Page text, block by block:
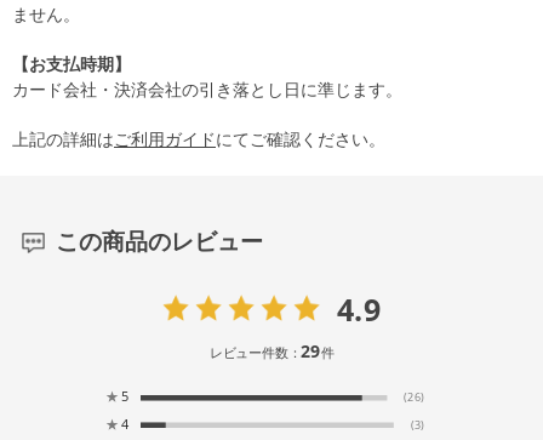
ません。
【お支払時期】
カード会社・決済会社の引き落とし日に準じます。
上記の詳細はご利用ガイドにてご確認ください。
この商品のレビュー
4.9
レビュー件数：29件
★ 5 (26)
★ 4 (3)